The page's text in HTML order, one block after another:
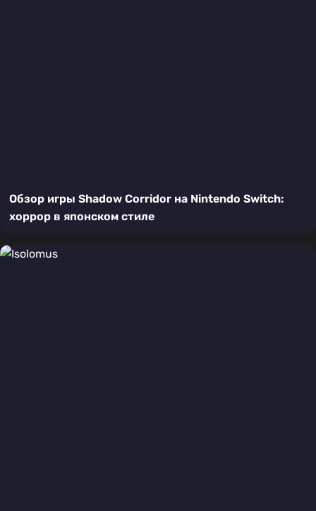
Обзор игры Shadow Corridor на Nintendo Switch:
хоррор в японском стиле